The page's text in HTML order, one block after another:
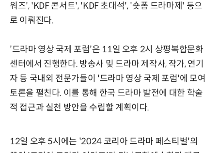
워즈', 'KDF 콘서트', 'KDF 초대석', '숏폼 드라마제' 등으
로 이뤄진다.
'드라마 영상 국제 포럼'은 11일 오후 2시 상평복합문화
센터에서 진행한다. 방송사 및 드라마 제작사, 작가, 연기
자 등 국내외 전문가들이 '드라마 영상 국제 포럼'에 모여
토론을 펼친다. 이를 통해 한국 드라마 발전에 대한 학술
적 접근과 실천 방안을 수립할 계획이다.
12일 오후 5시에는 '2024 코리아 드라마 페스티벌'의